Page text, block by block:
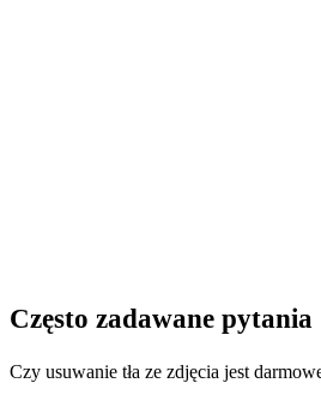
Często zadawane pytania
Czy usuwanie tła ze zdjęcia jest